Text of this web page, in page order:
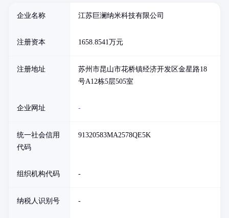
企业名称 江苏巨澜纳米科技有限公司
注册资本 1658.8541万元
注册地址
苏州市昆山市花桥镇经济开发区金星路18
号A12栋5层505室
企业网址 -
统一社会信用
代码
91320583MA2578QE5K
组织机构代码 -
纳税人识别号 -